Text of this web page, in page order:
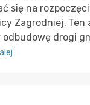
się na
Zagrodniej. Ten
drogi